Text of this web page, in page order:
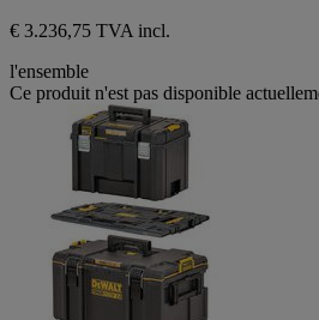
€ 3.236,75 TVA incl.
l'ensemble
Ce produit n'est pas disponible